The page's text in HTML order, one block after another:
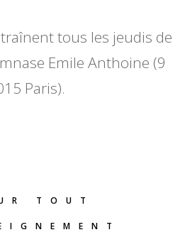
tous les jeudis de
Emile Anthoine (9
Paris).
TOUT